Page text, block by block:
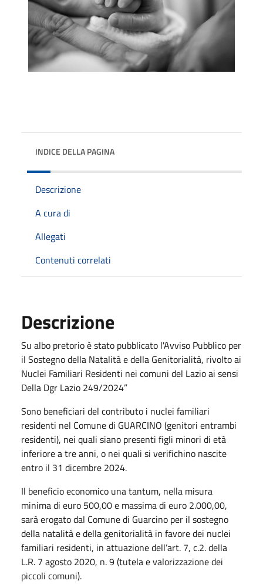
INDICE DELLA PAGINA
Descrizione
A cura di
Allegati
Contenuti correlati
Descrizione
Su albo pretorio è stato pubblicato l'Avviso Pubblico per
il Sostegno della Natalità e della Genitorialità, rivolto ai
Nuclei Familiari Residenti nei comuni del Lazio ai sensi
Della Dgr Lazio 249/2024”
Sono beneficiari del contributo i nuclei familiari
residenti nel Comune di GUARCINO (genitori entrambi
residenti), nei quali siano presenti figli minori di età
inferiore a tre anni, o nei quali si verifichino nascite
entro il 31 dicembre 2024.
Il beneficio economico una tantum, nella misura
minima di euro 500,00 e massima di euro 2.000,00,
sarà erogato dal Comune di Guarcino per il sostegno
della natalità e della genitorialità in favore dei nuclei
familiari residenti, in attuazione dell’art. 7, c.2. della
L.R. 7 agosto 2020, n. 9 (tutela e valorizzazione dei
piccoli comuni).